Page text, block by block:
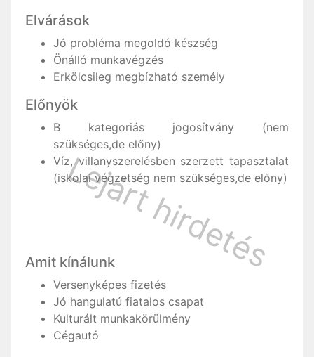
Elvárások
Jó probléma megoldó készség
Önálló munkavégzés
Erkölcsileg megbízható személy
Előnyök
B kategoriás jogosítvány (nem
szükséges,de előny)
Víz, villanyszerelésben szerzett tapasztalat
(iskolai végzetség nem szükséges,de előny)
Amit kínálunk
Versenyképes fizetés
Jó hangulatú fiatalos csapat
Kulturált munkakörülmény
Cégautó